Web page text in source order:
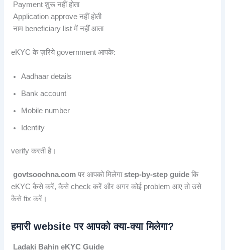
Payment शुरू नहीं होता
Application approve नहीं होती
नाम beneficiary list में नहीं आता
eKYC के ज़रिये government आपके:
Aadhaar details
Bank account
Mobile number
Identity
verify करती है।
govtsoochna.com पर आपको मिलेगाstep-by-step guide कि
eKYC कैसे करें, कैसे check करें और अगर कोई problem आए तो उसे
कैसे fix करें।
हमारी website पर आपको क्या-क्या मिलेगा?
Ladaki Bahin eKYC Guide